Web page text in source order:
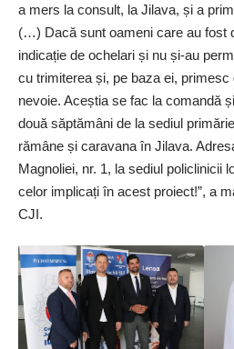
a mers la consult, la Jilava, și a
(…) Dacă sunt oameni care au fost
indicație de ochelari și nu și-au
cu trimiterea și, pe baza ei,
nevoie. Aceștia se fac la comandă
două săptămâni de la sediul
rămâne și caravana în Jilava.
Magnoliei, nr. 1, la sediul policlinicii
celor implicați în acest proiect!”, a
CJI.